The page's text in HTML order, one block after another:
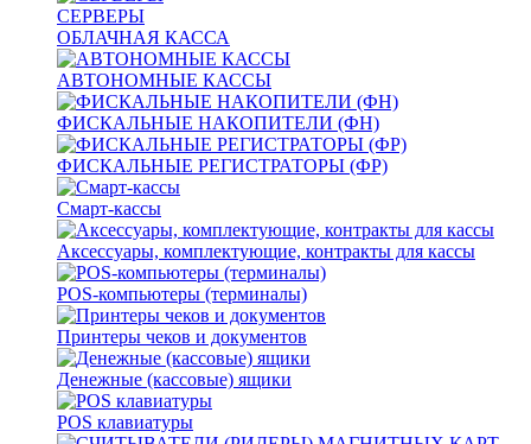
СЕРВЕРЫ
ОБЛАЧНАЯ КАССА
АВТОНОМНЫЕ КАССЫ
ФИСКАЛЬНЫЕ НАКОПИТЕЛИ (ФН)
ФИСКАЛЬНЫЕ РЕГИСТРАТОРЫ (ФР)
Смарт-кассы
Аксессуары, комплектующие, контракты для кассы
POS-компьютеры (терминалы)
Принтеры чеков и документов
Денежные (кассовые) ящики
POS клавиатуры